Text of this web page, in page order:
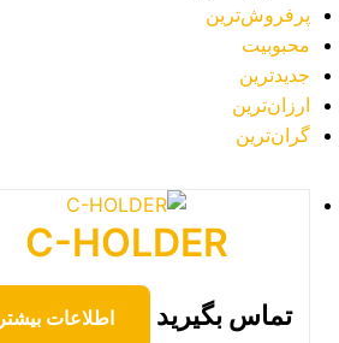
پرفروش‌ترین
محبوبیت
جدیدترین
ارزان‌ترین
گران‌ترین
C-HOLDER
تماس بگیرید اطلاعات بیشتر